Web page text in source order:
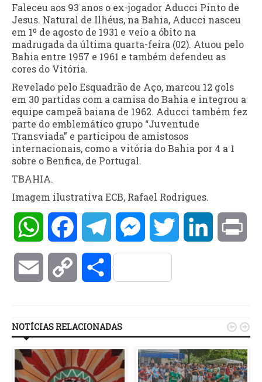
Faleceu aos 93 anos o ex-jogador Aducci Pinto de
Jesus. Natural de Ilhéus, na Bahia, Aducci nasceu
em 1º de agosto de 1931 e veio a óbito na
madrugada da última quarta-feira (02). Atuou pelo
Bahia entre 1957 e 1961 e também defendeu as
cores do Vitória.
Revelado pelo Esquadrão de Aço, marcou 12 gols
em 30 partidas com a camisa do Bahia e integrou a
equipe campeã baiana de 1962. Aducci também fez
parte do emblemático grupo “Juventude
Transviada” e participou de amistosos
internacionais, como a vitória do Bahia por 4 a 1
sobre o Benfica, de Portugal.
TBAHIA.
Imagem ilustrativa ECB, Rafael Rodrigues.
WhatsAppFacebookTelegramMessengerTwitter LinkedIn
Email Copy Compartilhar
NOTÍCIAS RELACIONADAS  